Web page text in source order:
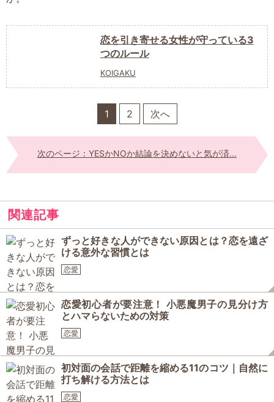
恋を引き寄せる女性が守っている3
つのルール
KOIGAKU
1 2 次へ
次のページ：YESかNOか結論を決めないと気が済...
関連記事
ずっと好きな人ができない原因とは？恋を遠ざ
ける意外な習慣とは
恋愛
恋愛初心者が要注意！ 小悪魔男子の見分け方
とハマらないための対策
恋愛
初対面の会話で距離を縮める11のコツ｜自然に
打ち解ける方法とは
恋愛